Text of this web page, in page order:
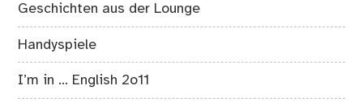
Geschichten aus der Lounge
Handyspiele
I’m in … English 2o11